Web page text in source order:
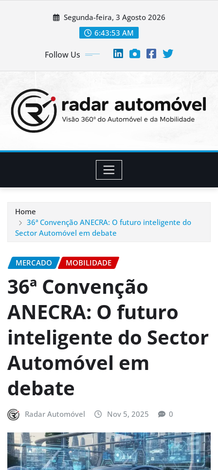
Segunda-feira, 3 Agosto 2026
6:43:54 AM
Follow Us
Home
36ª Convenção ANECRA: O futuro inteligente do
Sector Automóvel em debate
MERCADO MOBILIDADE
36ª Convenção
ANECRA: O futuro
inteligente do Sector
Automóvel em
debate
Radar Automóvel Nov 5, 2025 0